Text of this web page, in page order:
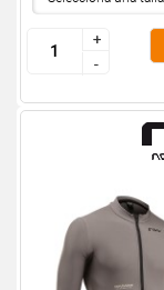
+
-
+
-